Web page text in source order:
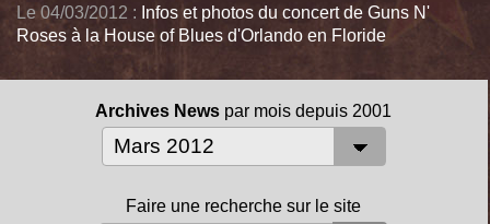
Le 04/03/2012 : Infos et photos du concert de Guns N'
Roses à la House of Blues d'Orlando en Floride
Archives News par mois depuis 2001
Faire une recherche sur le site